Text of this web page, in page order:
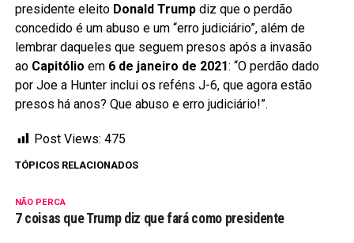
presidente eleito Donald Trump diz que o perdão
concedido é um abuso e um “erro judiciário”, além de
lembrar daqueles que seguem presos após a invasão
ao Capitólio em 6 de janeiro de 2021: “O perdão dado
por Joe a Hunter inclui os reféns J-6, que agora estão
presos há anos? Que abuso e erro judiciário!”.
Post Views: 475
TÓPICOS RELACIONADOS
NÃO PERCA
7 coisas que Trump diz que fará como presidente